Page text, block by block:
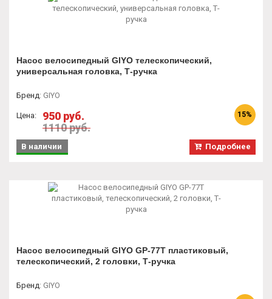
Насос велосипедный GIYO телескопический,
универсальная головка, Т-ручка
Бренд: GIYO
Цена:
950 руб.
1110 руб.
15%
Подробнее
В наличии
Насос велосипедный GIYO GP-77T пластиковый,
телескопический, 2 головки, Т-ручка
Бренд: GIYO